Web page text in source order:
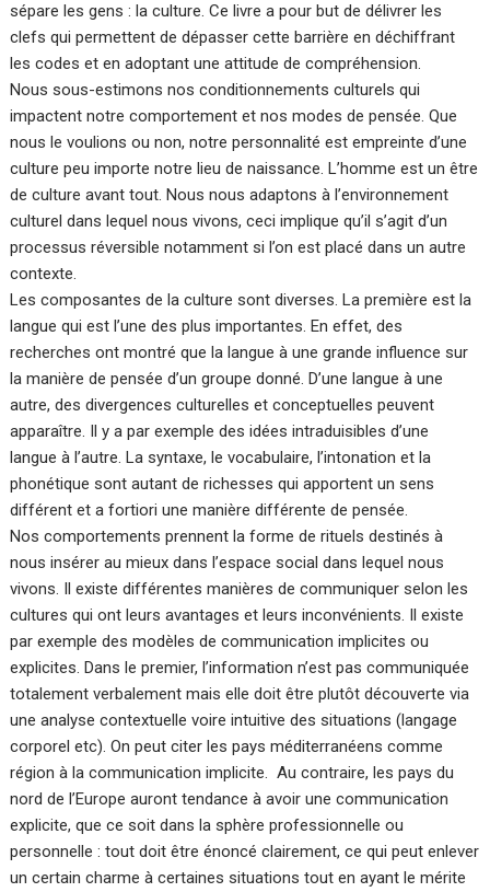
sépare les gens : la culture. Ce livre a pour but de délivrer les
clefs qui permettent de dépasser cette barrière en déchiffrant
les codes et en adoptant une attitude de compréhension.
Nous sous-estimons nos conditionnements culturels qui
impactent notre comportement et nos modes de pensée. Que
nous le voulions ou non, notre personnalité est empreinte d’une
culture peu importe notre lieu de naissance. L’homme est un être
de culture avant tout. Nous nous adaptons à l’environnement
culturel dans lequel nous vivons, ceci implique qu’il s’agit d’un
processus réversible notamment si l’on est placé dans un autre
contexte.
Les composantes de la culture sont diverses. La première est la
langue qui est l’une des plus importantes. En effet, des
recherches ont montré que la langue à une grande influence sur
la manière de pensée d’un groupe donné. D’une langue à une
autre, des divergences culturelles et conceptuelles peuvent
apparaître. Il y a par exemple des idées intraduisibles d’une
langue à l’autre. La syntaxe, le vocabulaire, l’intonation et la
phonétique sont autant de richesses qui apportent un sens
différent et a fortiori une manière différente de pensée.
Nos comportements prennent la forme de rituels destinés à
nous insérer au mieux dans l’espace social dans lequel nous
vivons. Il existe différentes manières de communiquer selon les
cultures qui ont leurs avantages et leurs inconvénients. Il existe
par exemple des modèles de communication implicites ou
explicites. Dans le premier, l’information n’est pas communiquée
totalement verbalement mais elle doit être plutôt découverte via
une analyse contextuelle voire intuitive des situations (langage
corporel etc). On peut citer les pays méditerranéens comme
région à la communication implicite. Au contraire, les pays du
nord de l’Europe auront tendance à avoir une communication
explicite, que ce soit dans la sphère professionnelle ou
personnelle : tout doit être énoncé clairement, ce qui peut enlever
un certain charme à certaines situations tout en ayant le mérite